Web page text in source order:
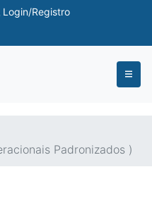
Login/Registro
Padronizados )